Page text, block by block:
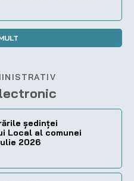
ședinței
Local al comunei
2026